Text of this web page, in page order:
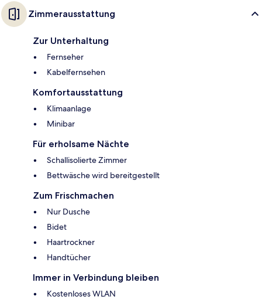
Zimmerausstattung
Zur Unterhaltung
Fernseher
Kabelfernsehen
Komfortausstattung
Klimaanlage
Minibar
Für erholsame Nächte
Schallisolierte Zimmer
Bettwäsche wird bereitgestellt
Zum Frischmachen
Nur Dusche
Bidet
Haartrockner
Handtücher
Immer in Verbindung bleiben
Kostenloses WLAN